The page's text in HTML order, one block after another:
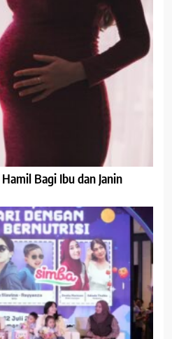
Bagi Ibu dan Janin